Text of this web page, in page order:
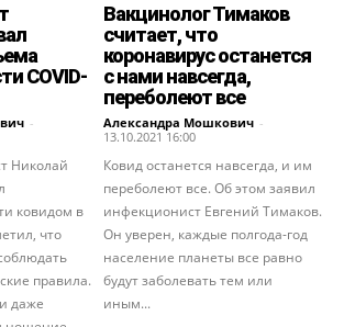
COVID-
-
Николай
ковидом в
что
правила.
даже
Вакцинолог Тимаков
считает, что
коронавирус останется
с нами навсегда,
переболеют все
Александра Мошкович -
13.10.2021 16:00
Ковид останется навсегда, и им
переболеют все. Об этом заявил
инфекционист Евгений Тимаков.
Он уверен, каждые полгода-год
население планеты все равно
будут заболевать тем или
иным...